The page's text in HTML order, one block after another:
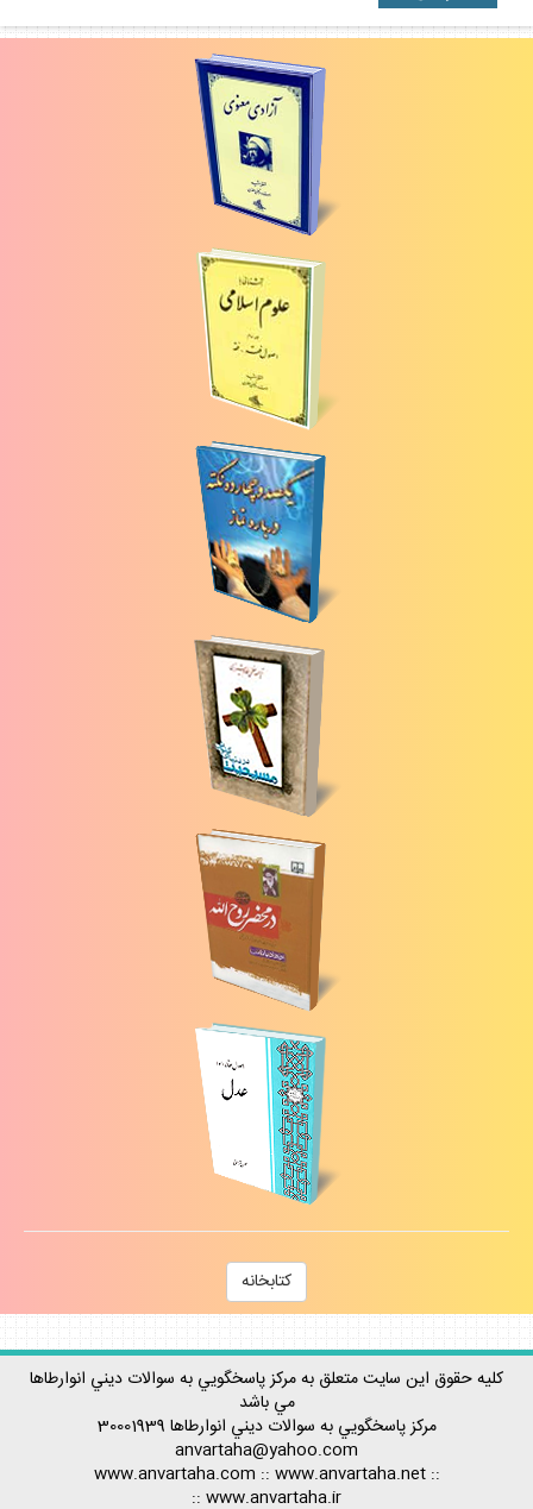
كتابخانه
كليه حقوق اين سايت متعلق به مركز پاسخگويي به سوالات ديني انوارطاها
مي باشد
مركز پاسخگويي به سوالات ديني انوارطاها 30001939
anvartaha@yahoo.com
www.anvartaha.com :: www.anvartaha.net::
www.anvartaha.ir
::